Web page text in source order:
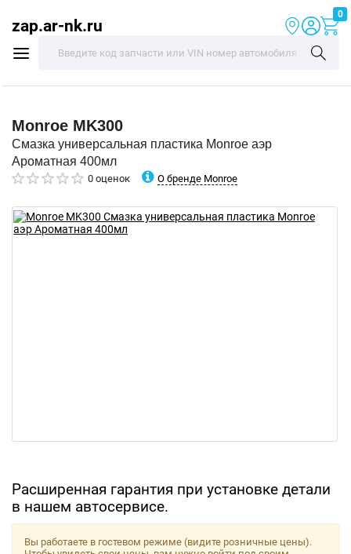
zap.ar-nk.ru
0
Monroe MK300
Смазка универсальная пластика Monroe аэр
Ароматная 400мл
0 оценок О бренде Monroe
Расширенная гарантия при установке детали
в нашем автосервисе.
Вы работаете в гостевом режиме (видите розничные цены).